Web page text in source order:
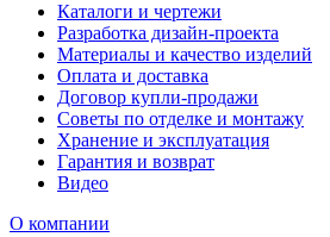
Каталоги и чертежи
Разработка дизайн-проекта
Материалы и качество изделий
Оплата и доставка
Договор купли-продажи
Советы по отделке и монтажу
Хранение и эксплуатация
Гарантия и возврат
Видео
О компании